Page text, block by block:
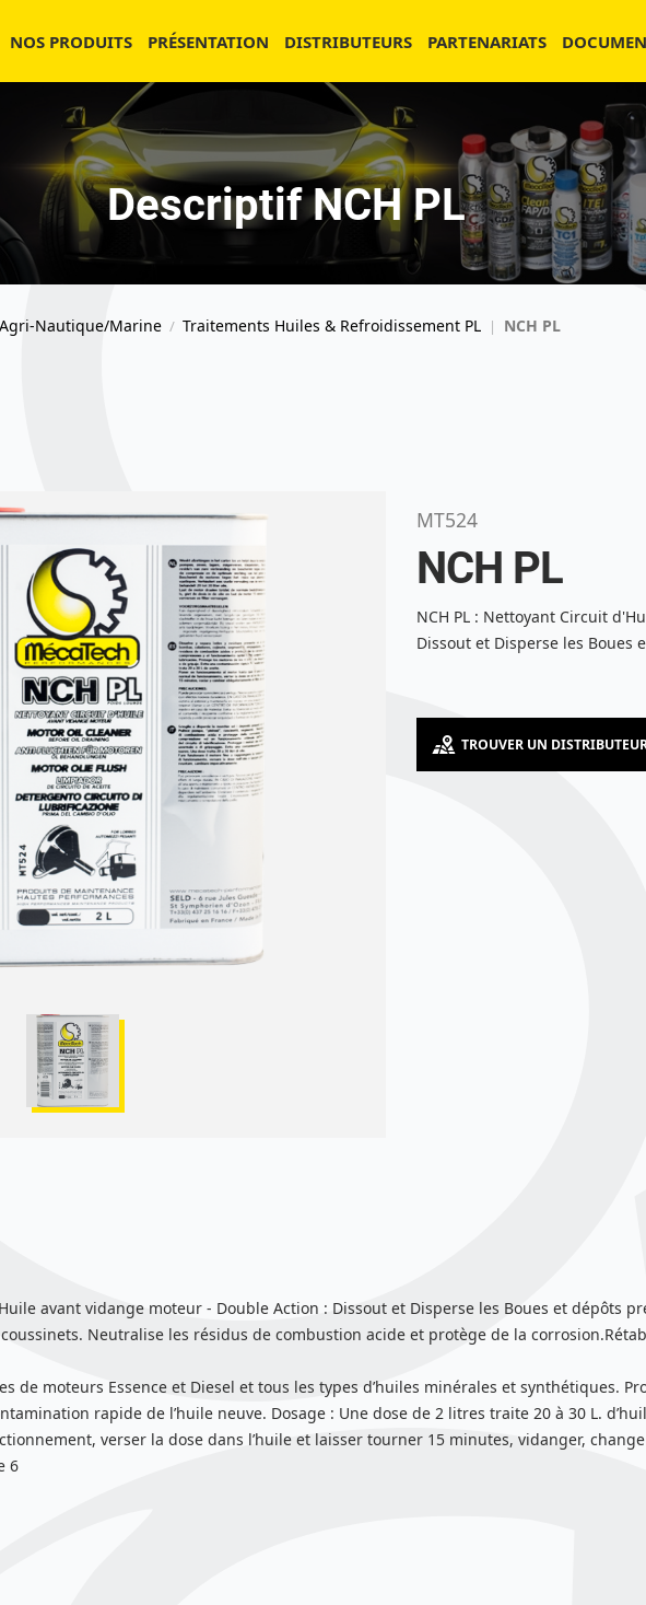
NOS PRODUITS PRÉSENTATION DISTRIBUTEURS PARTENARIATS
Descriptif NCH PL
Agri-Nautique/Marine / Traitements Huiles & Refroidissement PL | NCH PL
MT524
NCH PL
NCH PL : Nettoyant Circuit
Dissout et Disperse les Boues
TROUVER UN
avant vidange moteur - Double Action : Dissout et Disperse les Boues et dépôts
Neutralise les résidus de combustion acide et protège de la
de moteurs Essence et Diesel et tous les types d’huiles minérales et synthétiques.
rapide de l’huile neuve. Dosage : Une dose de 2 litres traite 20 à 30 L.
verser la dose dans l’huile et laisser tourner 15 minutes, vidanger,
6